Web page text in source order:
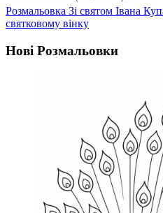
Розмальовка Зі святом Івана
святковому вінку
Нові Розмальовки